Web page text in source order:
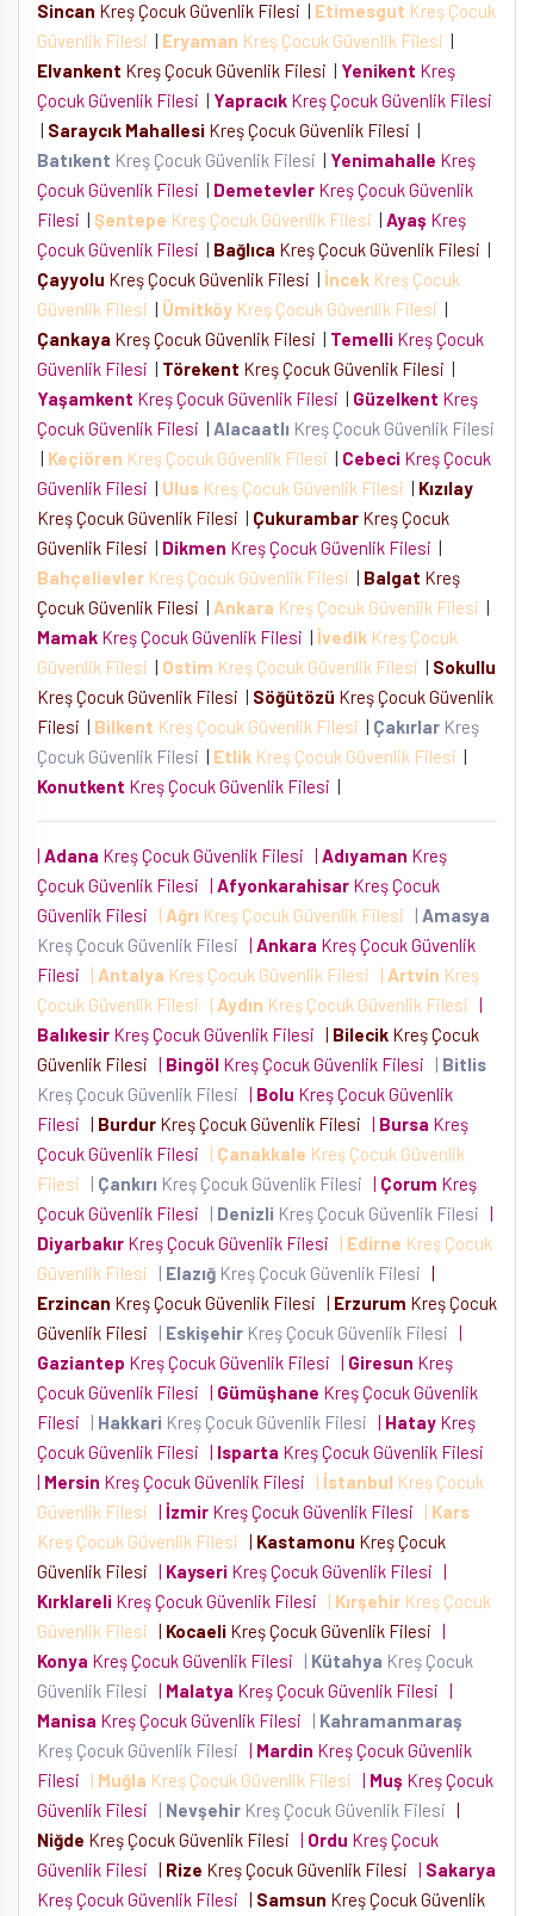
Sincan Kreş Çocuk Güvenlik Filesi | Etimesgut Kreş Çocuk
Güvenlik Filesi | Eryaman Kreş Çocuk Güvenlik Filesi |
Elvankent Kreş Çocuk Güvenlik Filesi | Yenikent Kreş
Çocuk Güvenlik Filesi | Yapracık Kreş Çocuk Güvenlik Filesi
| Saraycık Mahallesi Kreş Çocuk Güvenlik Filesi |
Batıkent Kreş Çocuk Güvenlik Filesi | Yenimahalle Kreş
Çocuk Güvenlik Filesi | Demetevler Kreş Çocuk Güvenlik
Filesi | Şentepe Kreş Çocuk Güvenlik Filesi | Ayaş Kreş
Çocuk Güvenlik Filesi | Bağlıca Kreş Çocuk Güvenlik Filesi |
Çayyolu Kreş Çocuk Güvenlik Filesi | İncek Kreş Çocuk
Güvenlik Filesi | Ümitköy Kreş Çocuk Güvenlik Filesi |
Çankaya Kreş Çocuk Güvenlik Filesi | Temelli Kreş Çocuk
Güvenlik Filesi | Törekent Kreş Çocuk Güvenlik Filesi |
Yaşamkent Kreş Çocuk Güvenlik Filesi | Güzelkent Kreş
Çocuk Güvenlik Filesi | Alacaatlı Kreş Çocuk Güvenlik Filesi
| Keçiören Kreş Çocuk Güvenlik Filesi | Cebeci Kreş Çocuk
Güvenlik Filesi | Ulus Kreş Çocuk Güvenlik Filesi | Kızılay
Kreş Çocuk Güvenlik Filesi | Çukurambar Kreş Çocuk
Güvenlik Filesi | Dikmen Kreş Çocuk Güvenlik Filesi |
Bahçelievler Kreş Çocuk Güvenlik Filesi | Balgat Kreş
Çocuk Güvenlik Filesi | Ankara Kreş Çocuk Güvenlik Filesi |
Mamak Kreş Çocuk Güvenlik Filesi | İvedik Kreş Çocuk
Güvenlik Filesi | Ostim Kreş Çocuk Güvenlik Filesi | Sokullu
Kreş Çocuk Güvenlik Filesi | Söğütözü Kreş Çocuk Güvenlik
Filesi | Bilkent Kreş Çocuk Güvenlik Filesi | Çakırlar Kreş
Çocuk Güvenlik Filesi | Etlik Kreş Çocuk Güvenlik Filesi |
Konutkent Kreş Çocuk Güvenlik Filesi |
| Adana Kreş Çocuk Güvenlik Filesi | Adıyaman Kreş
Çocuk Güvenlik Filesi | Afyonkarahisar Kreş Çocuk
Güvenlik Filesi
| Ağrı Kreş Çocuk Güvenlik Filesi | Amasya
Kreş Çocuk Güvenlik Filesi | Ankara Kreş Çocuk Güvenlik
Filesi
| Antalya Kreş Çocuk Güvenlik Filesi | Artvin Kreş
Çocuk Güvenlik Filesi
| Aydın Kreş Çocuk Güvenlik Filesi |
Balıkesir Kreş Çocuk Güvenlik Filesi | Bilecik Kreş Çocuk
Güvenlik Filesi | Bingöl Kreş Çocuk Güvenlik Filesi | Bitlis
Kreş Çocuk Güvenlik Filesi | Bolu Kreş Çocuk Güvenlik
Filesi | Burdur Kreş Çocuk Güvenlik Filesi | Bursa Kreş
Çocuk Güvenlik Filesi
| Çanakkale Kreş Çocuk Güvenlik
Filesi
| Çankırı Kreş Çocuk Güvenlik Filesi | Çorum Kreş
Çocuk Güvenlik Filesi
| Denizli Kreş Çocuk Güvenlik Filesi |
Diyarbakır Kreş Çocuk Güvenlik Filesi | Edirne Kreş Çocuk
Güvenlik Filesi
| Elazığ Kreş Çocuk Güvenlik Filesi |
Erzincan Kreş Çocuk Güvenlik Filesi | Erzurum Kreş Çocuk
Güvenlik Filesi
| Eskişehir Kreş Çocuk Güvenlik Filesi |
Gaziantep Kreş Çocuk Güvenlik Filesi | Giresun Kreş
Çocuk Güvenlik Filesi | Gümüşhane Kreş Çocuk Güvenlik
Filesi
| Hakkari Kreş Çocuk Güvenlik Filesi | Hatay Kreş
Çocuk Güvenlik Filesi | Isparta Kreş Çocuk Güvenlik Filesi
| Mersin Kreş Çocuk Güvenlik Filesi | İstanbul Kreş Çocuk
Güvenlik Filesi | İzmir Kreş Çocuk Güvenlik Filesi | Kars
Kreş Çocuk Güvenlik Filesi | Kastamonu Kreş Çocuk
Güvenlik Filesi | Kayseri Kreş Çocuk Güvenlik Filesi |
Kırklareli Kreş Çocuk Güvenlik Filesi | Kırşehir Kreş Çocuk
Güvenlik Filesi | Kocaeli Kreş Çocuk Güvenlik Filesi |
Konya Kreş Çocuk Güvenlik Filesi | Kütahya Kreş Çocuk
Güvenlik Filesi | Malatya Kreş Çocuk Güvenlik Filesi |
Manisa Kreş Çocuk Güvenlik Filesi | Kahramanmaraş
Kreş Çocuk Güvenlik Filesi | Mardin Kreş Çocuk Güvenlik
Filesi
| Muğla Kreş Çocuk Güvenlik Filesi | Muş Kreş Çocuk
Güvenlik Filesi
| Nevşehir Kreş Çocuk Güvenlik Filesi |
Niğde Kreş Çocuk Güvenlik Filesi | Ordu Kreş Çocuk
Güvenlik Filesi | Rize Kreş Çocuk Güvenlik Filesi | Sakarya
Kreş Çocuk Güvenlik Filesi | Samsun Kreş Çocuk Güvenlik